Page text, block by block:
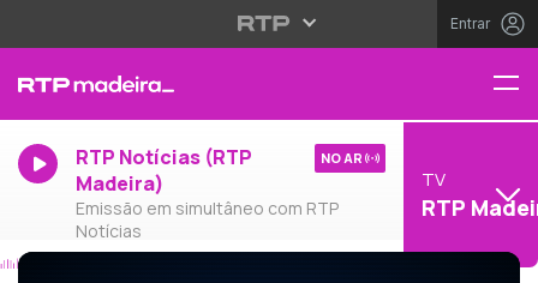
Entrar
RTP Notícias (RTP
Madeira)
Emissão em simultâneo com RTP
Notícias
NO AR
TV
RTP